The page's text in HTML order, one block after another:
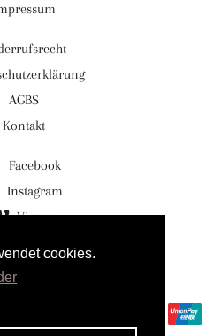
cookies.
AGBS
Kontakt
Facebook
Instagram
Vimeo
Stylefamily GmbH
by Shopify